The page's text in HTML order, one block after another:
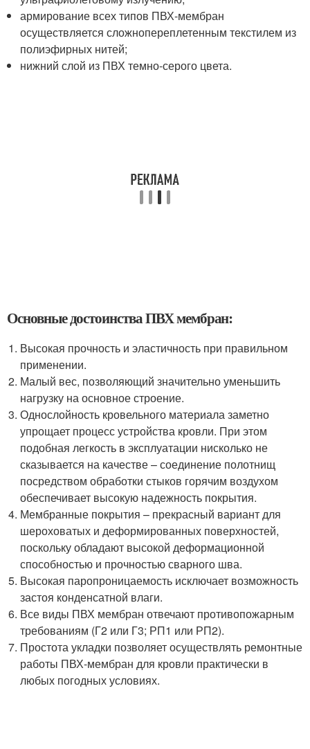
армирование всех типов ПВХ-мембран
осуществляется сложнопереплетенным текстилем из
полиэфирных нитей;
нижний слой из ПВХ темно-серого цвета.
Основные достоинства ПВХ мембран:
Высокая прочность и эластичность при правильном
применении.
Малый вес, позволяющий значительно уменьшить
нагрузку на основное строение.
Однослойность кровельного материала заметно
упрощает процесс устройства кровли. При этом
подобная легкость в эксплуатации нисколько не
сказывается на качестве – соединение полотнищ
посредством обработки стыков горячим воздухом
обеспечивает высокую надежность покрытия.
Мембранные покрытия – прекрасный вариант для
шероховатых и деформированных поверхностей,
поскольку обладают высокой деформационной
способностью и прочностью сварного шва.
Высокая паропроницаемость исключает возможность
застоя конденсатной влаги.
Все виды ПВХ мембран отвечают противопожарным
требованиям (Г2 или Г3; РП1 или РП2).
Простота укладки позволяет осуществлять ремонтные
работы ПВХ-мембран для кровли практически в
любых погодных условиях.